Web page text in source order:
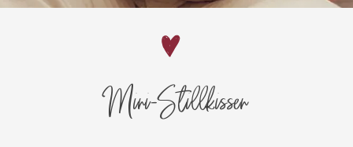
Mini-Stillkissen